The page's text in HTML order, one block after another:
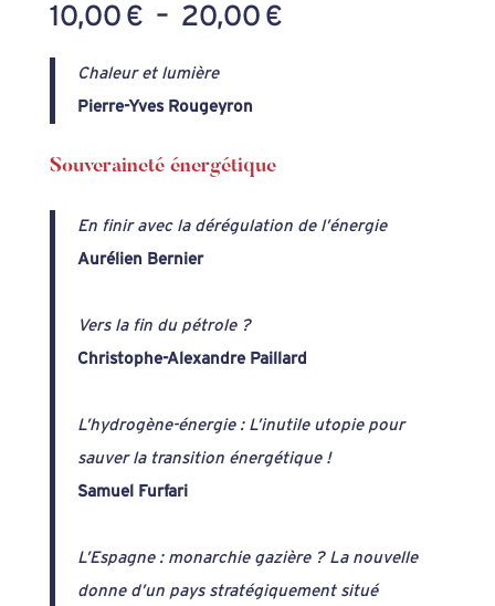
10,00 € – 20,00 €Plage
Chaleur et lumière
Pierre-Yves Rougeyron
Souveraineté énergétique
En finir avec la dérégulation de l’énergie
Aurélien Bernier
Vers la fin du pétrole ?
Christophe-Alexandre Paillard
L’hydrogène-énergie : L’inutile utopie pour
sauver la transition énergétique !
Samuel Furfari
L’Espagne : monarchie gazière ? La nouvelle
donne d’un pays stratégiquement situé